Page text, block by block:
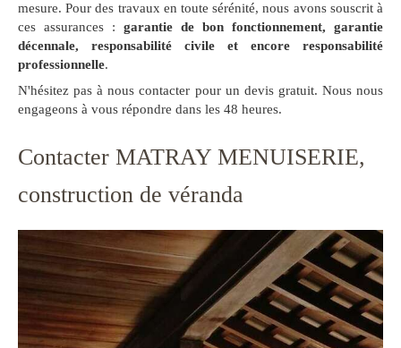
mesure. Pour des travaux en toute sérénité, nous avons souscrit à
ces assurances : garantie de bon fonctionnement, garantie
décennale, responsabilité civile et encore responsabilité
professionnelle.
N'hésitez pas à nous contacter pour un devis gratuit. Nous nous
engageons à vous répondre dans les 48 heures.
Contacter MATRAY MENUISERIE,
construction de véranda